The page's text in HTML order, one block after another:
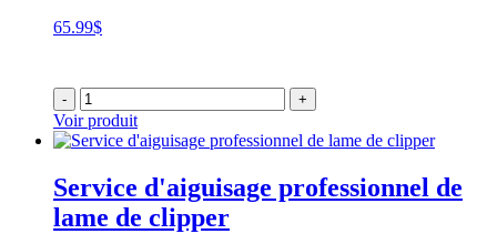
65.99$
- +
Voir produit
Service d'aiguisage professionnel de
lame de clipper